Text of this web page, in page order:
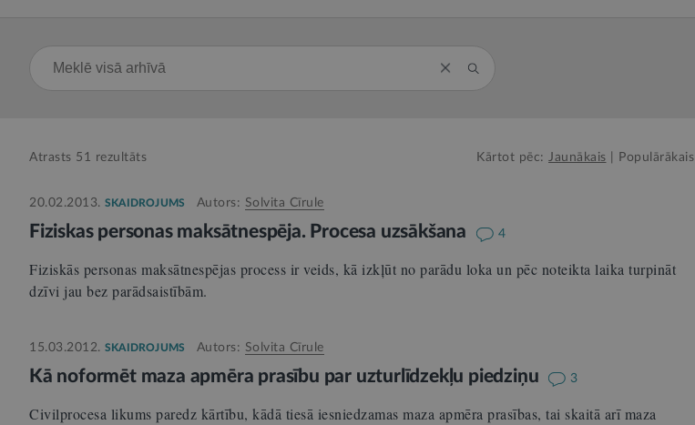
Atrasts 51 rezultāts Kārtot pēc: Jaunākais Populārākais
20.02.2013. SKAIDROJUMS Autors: Solvita Cīrule
Fiziskas personas maksātnespēja. Procesa uzsākšana 4
Fiziskās personas maksātnespējas process ir veids, kā izkļūt no parādu loka un pēc noteikta laika turpināt
dzīvi jau bez parādsaistībām.
15.03.2012. SKAIDROJUMS Autors: Solvita Cīrule
Kā noformēt maza apmēra prasību par uzturlīdzekļu piedziņu 3
Civilprocesa likums paredz kārtību, kādā tiesā iesniedzamas maza apmēra prasības, tai skaitā arī maza